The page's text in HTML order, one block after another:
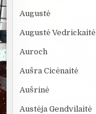
Augustė
Augustė Vedrickaitė
Auroch
Aušra Cicėnaitė
Aušrinė
Austėja Gendvilaitė